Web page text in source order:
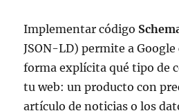
Implementar código
JSON-LD) permite a
forma explícita qué tipo de
tu web: un producto con
artículo de noticias o los